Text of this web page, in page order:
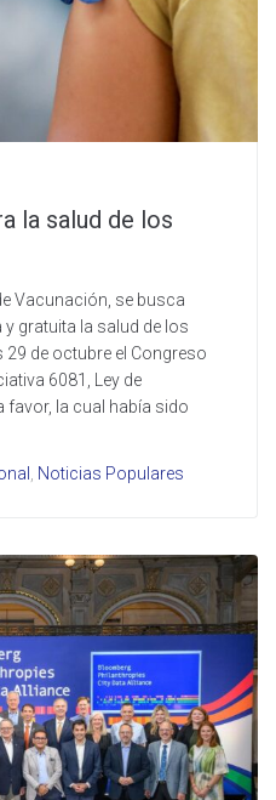
la salud de los
Vacunación, se busca
gratuita la salud de los
de octubre el Congreso
6081, Ley de
la cual había sido
Noticias Populares